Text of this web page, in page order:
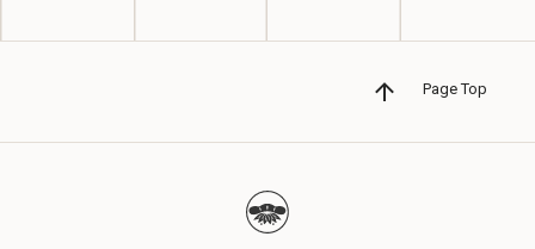
Page Top